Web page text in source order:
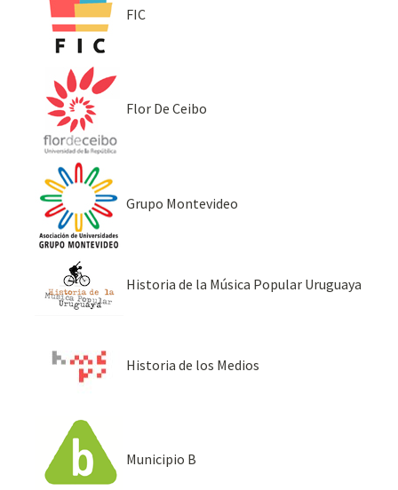
FIC
Flor De Ceibo
Grupo Montevideo
Historia de la Música Popular Uruguaya
Historia de los Medios
Municipio B